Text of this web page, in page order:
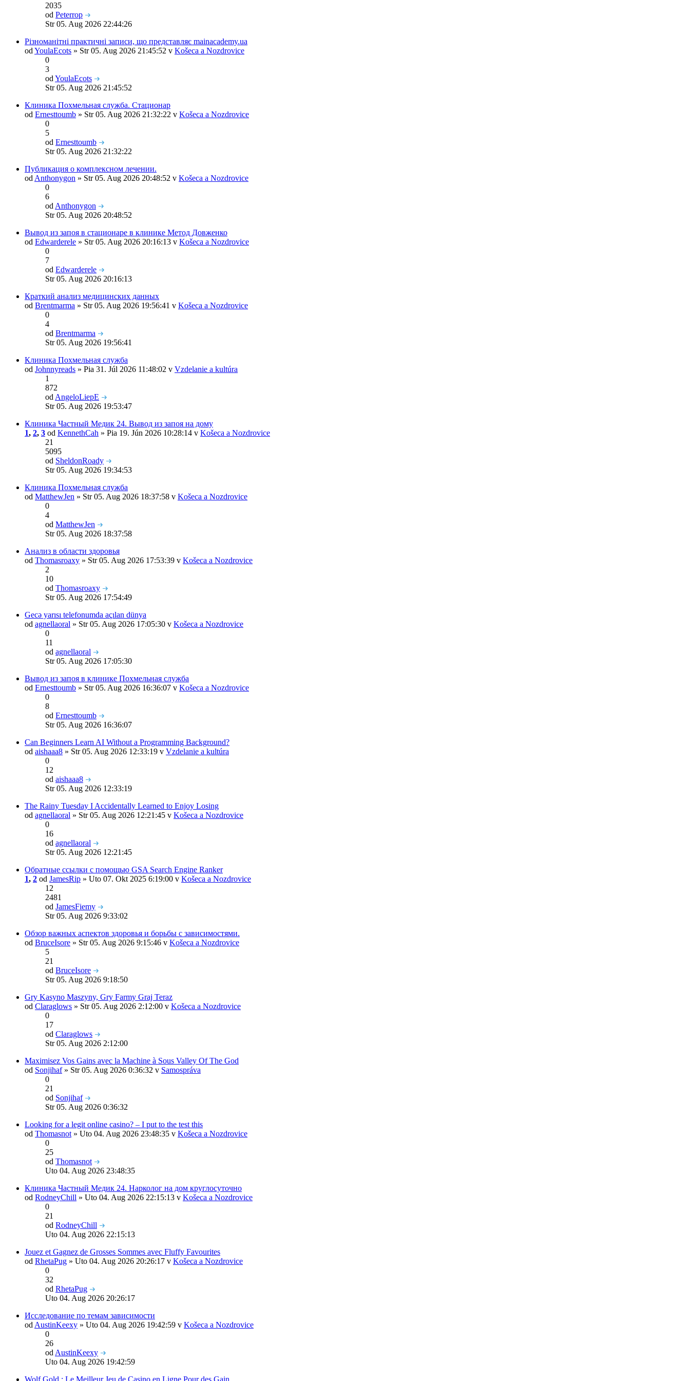
2035
od Peterrop
Str 05. Aug 2026 22:44:26
Різноманітні практичні записи, що представляє mainacademy.ua
od YoulaEcots » Str 05. Aug 2026 21:45:52 v Košeca a Nozdrovice
0
3
od YoulaEcots
Str 05. Aug 2026 21:45:52
Клиника Похмельная служба. Стационар
od Ernesttoumb » Str 05. Aug 2026 21:32:22 v Košeca a Nozdrovice
0
5
od Ernesttoumb
Str 05. Aug 2026 21:32:22
Публикация о комплексном лечении.
od Anthonygon » Str 05. Aug 2026 20:48:52 v Košeca a Nozdrovice
0
6
od Anthonygon
Str 05. Aug 2026 20:48:52
Вывод из запоя в стационаре в клинике Метод Довженко
od Edwarderele » Str 05. Aug 2026 20:16:13 v Košeca a Nozdrovice
0
7
od Edwarderele
Str 05. Aug 2026 20:16:13
Краткий анализ медицинских данных
od Brentmarma » Str 05. Aug 2026 19:56:41 v Košeca a Nozdrovice
0
4
od Brentmarma
Str 05. Aug 2026 19:56:41
Клиника Похмельная служба
od Johnnyreads » Pia 31. Júl 2026 11:48:02 v Vzdelanie a kultúra
1
872
od AngeloLiepE
Str 05. Aug 2026 19:53:47
Клиника Частный Медик 24. Вывод из запоя на дому
1, 2, 3 od KennethCah » Pia 19. Jún 2026 10:28:14 v Košeca a Nozdrovice
21
5095
od SheldonRoady
Str 05. Aug 2026 19:34:53
Клиника Похмельная служба
od MatthewJen » Str 05. Aug 2026 18:37:58 v Košeca a Nozdrovice
0
4
od MatthewJen
Str 05. Aug 2026 18:37:58
Анализ в области здоровья
od Thomasroaxy » Str 05. Aug 2026 17:53:39 v Košeca a Nozdrovice
2
10
od Thomasroaxy
Str 05. Aug 2026 17:54:49
Gecə yarısı telefonumda açılan dünya
od agnellaoral » Str 05. Aug 2026 17:05:30 v Košeca a Nozdrovice
0
11
od agnellaoral
Str 05. Aug 2026 17:05:30
Вывод из запоя в клинике Похмельная служба
od Ernesttoumb » Str 05. Aug 2026 16:36:07 v Košeca a Nozdrovice
0
8
od Ernesttoumb
Str 05. Aug 2026 16:36:07
Can Beginners Learn AI Without a Programming Background?
od aishaaa8 » Str 05. Aug 2026 12:33:19 v Vzdelanie a kultúra
0
12
od aishaaa8
Str 05. Aug 2026 12:33:19
The Rainy Tuesday I Accidentally Learned to Enjoy Losing
od agnellaoral » Str 05. Aug 2026 12:21:45 v Košeca a Nozdrovice
0
16
od agnellaoral
Str 05. Aug 2026 12:21:45
Обратные ссылки с помощью GSA Search Engine Ranker
1, 2 od JamesRip » Uto 07. Okt 2025 6:19:00 v Košeca a Nozdrovice
12
2481
od JamesFiemy
Str 05. Aug 2026 9:33:02
Обзор важных аспектов здоровья и борьбы с зависимостями.
od BruceIsore » Str 05. Aug 2026 9:15:46 v Košeca a Nozdrovice
5
21
od BruceIsore
Str 05. Aug 2026 9:18:50
Gry Kasyno Maszyny, Gry Farmy Graj Teraz
od Claraglows » Str 05. Aug 2026 2:12:00 v Košeca a Nozdrovice
0
17
od Claraglows
Str 05. Aug 2026 2:12:00
Maximisez Vos Gains avec la Machine à Sous Valley Of The God
od Sonjihaf» Str 05. Aug 2026 0:36:32 v Samospráva
0
21
od Sonjihaf
Str 05. Aug 2026 0:36:32
Looking for a legit online casino? – I put to the test this
od Thomasnot » Uto 04. Aug 2026 23:48:35 v Košeca a Nozdrovice
0
25
od Thomasnot
Uto 04. Aug 2026 23:48:35
Клиника Частный Медик 24. Нарколог на дом круглосуточно
od RodneyChill » Uto 04. Aug 2026 22:15:13 v Košeca a Nozdrovice
0
21
od RodneyChill
Uto 04. Aug 2026 22:15:13
Jouez et Gagnez de Grosses Sommes avec Fluffy Favourites
od RhetaPug » Uto 04. Aug 2026 20:26:17 v Košeca a Nozdrovice
0
32
od RhetaPug
Uto 04. Aug 2026 20:26:17
Исследование по темам зависимости
od AustinKeexy » Uto 04. Aug 2026 19:42:59 v Košeca a Nozdrovice
0
26
od AustinKeexy
Uto 04. Aug 2026 19:42:59
Wolf Gold : Le Meilleur Jeu de Casino en Ligne Pour des Gain